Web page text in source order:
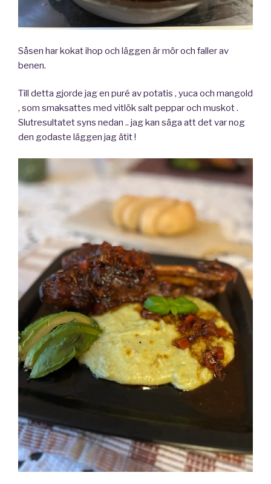
Såsen har kokat ihop och läggen är mör och faller av
benen.
Till detta gjorde jag en puré av potatis , yuca och mangold
, som smaksattes med vitlök salt peppar och muskot .
Slutresultatet syns nedan .. jag kan säga att det var nog
den godaste läggen jag ätit !